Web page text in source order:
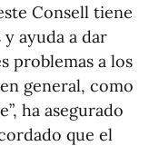
Consell tiene
ayuda a dar
problemas a los
general, como
ha asegurado
que el